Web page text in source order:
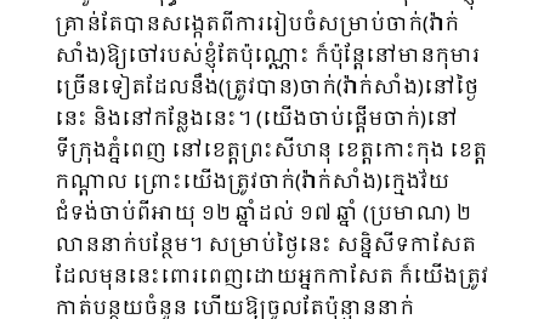
គ្រាន់តែបានសង្កេតពីការរៀបចំសម្រាប់ចាក់(វ៉ាក់
សាំង)ឱ្យចៅរបស់ខ្ញុំតែប៉ុណ្ណោះ ក៏ប៉ុន្តែនៅមានកុមារ
ច្រើនទៀតដែលនឹង(ត្រូវបាន)ចាក់(វ៉ាក់សាំង)នៅថ្ងៃ
នេះ និងនៅកន្លែងនេះ។ (យើងចាប់ផ្ដើមចាក់)នៅ
ទីក្រុងភ្នំពេញ នៅខេត្តព្រះសីហនុ ខេត្តកោះកុង ខេត្ត
កណ្ដាល ព្រោះយើងត្រូវចាក់(វ៉ាក់សាំង)ក្មេងវ័យ
ជំទង់ចាប់ពីអាយុ ១២ ឆ្នាំដល់ ១៧ ឆ្នាំ (ប្រមាណ) ២
លាននាក់បន្ថែម។ សម្រាប់ថ្ងៃនេះ សន្និសីទកាសែត
ដែលមុននេះពោរពេញដោយអ្នកកាសែត ក៏យើងត្រូវ
កាត់បន្ថយចំនួន ហើយឱ្យចូលតែប៉ុន្មាននាក់